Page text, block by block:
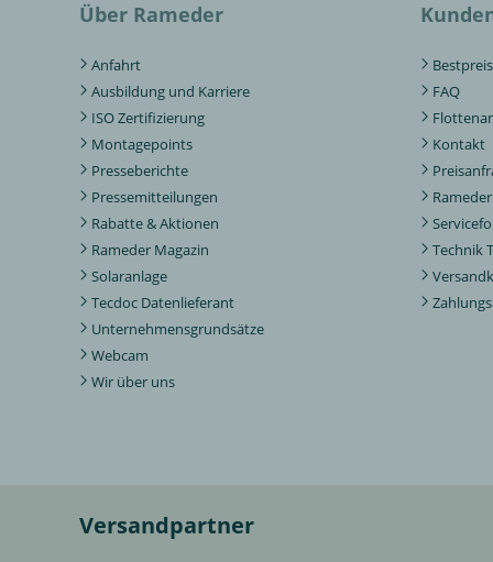
Über Rameder
Anfahrt
Ausbildung und Karriere
ISO Zertifizierung
Montagepoints
Presseberichte
Pressemitteilungen
Rabatte & Aktionen
Rameder Magazin
Solaranlage
Tecdoc Datenlieferant
Unternehmensgrundsätze
Webcam
Wir über uns
FAQ
Kontakt
Technik
Versandpartner